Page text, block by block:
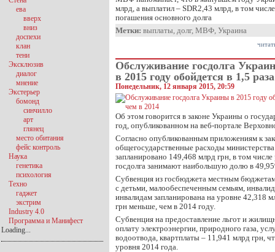
млрд, а выплатил – SDR2,43 млрд, в том
погашения основного долга
Метки: выплаты, долг, МВФ, Украина
Обслуживание госдолга
в 2015 году обойдется в 1,5
Понедельник, 12 января 2015, 20:59
Об этом говорится в законе Украины о
год, опубликованном на веб-портале
Согласно опубликованным приложениям к
общегосударственные расходы
запланировано 149,468 млрд грн, в том
госдолга занимают наибольшую долю в
Субвенция из госбюджета местным
с детьми, малообеспеченным семьям,
инвалидам запланирована на уровне 42,318
грн меньше, чем в 2014 году.
Субвенция на предоставление льгот и
оплату электроэнергии, природного газа,
водоотвода, квартплаты – 11,941 млрд грн,
уровня 2014 года.
ева
вверх
вниз
доспехи
клан
тени
Эксклюзив
диалог
мнение
Экстерьер
бомонд
синчилло
арт
глянец
место обитания
фейс контроль
Наука
генетика
психология
Техно
гаджет
экстрим
Industry 4.0
Программа и Манифест
Loading...